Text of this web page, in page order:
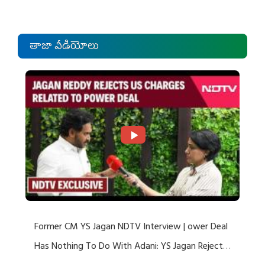
తాజా వీడియోలు
Former CM YS Jagan NDTV Interview | ower Deal
Has Nothing To Do With Adani: YS Jagan Rejects